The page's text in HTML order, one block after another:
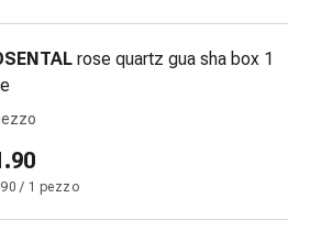
rose quartz gua sha box 1
/ 1 pezzo